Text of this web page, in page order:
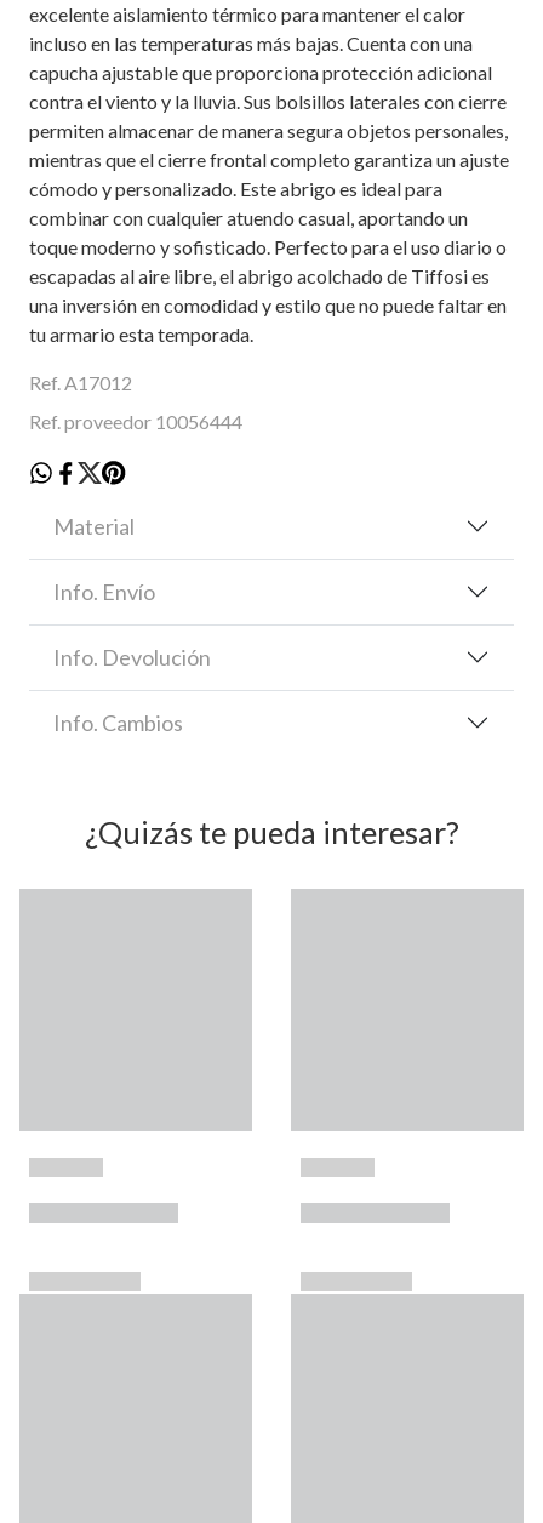
excelente aislamiento térmico para mantener el calor
incluso en las temperaturas más bajas. Cuenta con una
capucha ajustable que proporciona protección adicional
contra el viento y la lluvia. Sus bolsillos laterales con cierre
permiten almacenar de manera segura objetos personales,
mientras que el cierre frontal completo garantiza un ajuste
cómodo y personalizado. Este abrigo es ideal para
combinar con cualquier atuendo casual, aportando un
toque moderno y sofisticado. Perfecto para el uso diario o
escapadas al aire libre, el abrigo acolchado de Tiffosi es
una inversión en comodidad y estilo que no puede faltar en
tu armario esta temporada.
Ref. A17012
Ref. proveedor 10056444
Material
Info. Envío
Info. Devolución
Info. Cambios
¿Quizás te pueda interesar?